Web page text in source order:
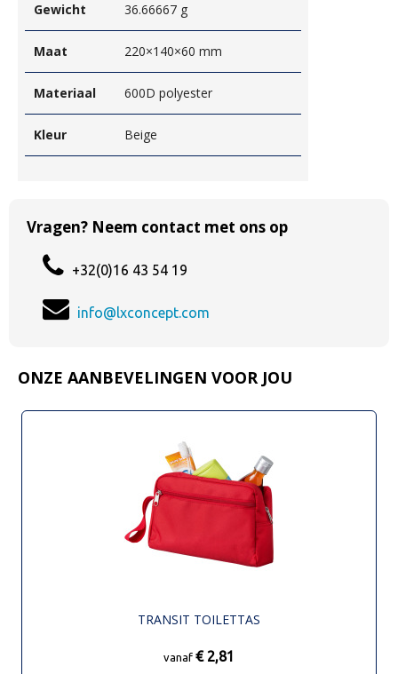
Gewicht 36.66667 g
Maat 220×140×60 mm
Materiaal 600D polyester
Kleur Beige
Vragen? Neem contact met ons op
+32(0)16 43 54 19
info@lxconcept.com
ONZE AANBEVELINGEN VOOR JOU
TRANSIT TOILETTAS
vanaf € 2,81